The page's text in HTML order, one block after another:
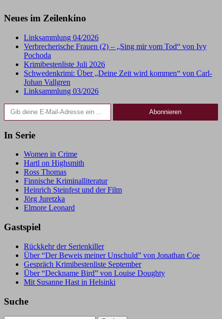
Neues im Zeilenkino
Linksammlung 04/2026
Verbrecherische Frauen (2) – „Sing mir vom Tod“ von Ivy
Pochoda
Krimibestenliste Juli 2026
Schwedenkrimi: Über „Deine Zeit wird kommen“ von Carl-
Johan Vallgren
Linksammlung 03/2026
Gib deine E-Mail-Adresse ein ...
Abonnieren
In Serie
Women in Crime
Hartl on Highsmith
Ross Thomas
Finnische Kriminalliteratur
Heinrich Steinfest und der Film
Jörg Juretzka
Elmore Leonard
Gastspiel
Rückkehr der Serienkiller
Über “Der Beweis meiner Unschuld” von Jonathan Coe
Gespräch Krimibestenliste September
Über “Deckname Bird” von Louise Doughty
Mit Susanne Hast in Helsinki
Suche